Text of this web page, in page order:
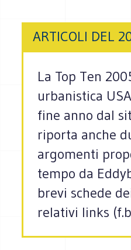
ARTICOLI DEL
La Top Ten
urbanistica
fine anno dal
riporta anche
argomenti
tempo da
brevi schede
relativi links